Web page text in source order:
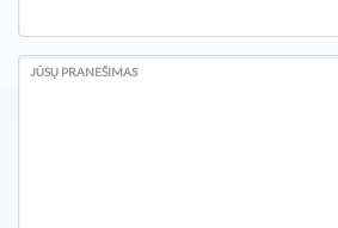
JŪSŲ PRANEŠIMAS